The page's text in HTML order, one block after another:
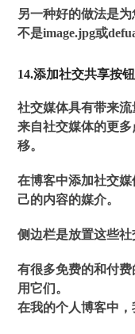
另一种好的做法是
不是image.jpg或
14.添加社交共享按钮
社交媒体具有带来
来自社交媒体的更
移。
在博客中添加社交
己的内容的媒介。
侧边栏是放置这些社
有很多免费的和付
用它们。
在我的个人博客中，